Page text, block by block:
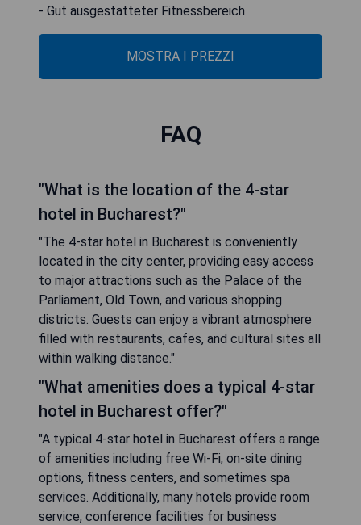
- Gut ausgestatteter Fitnessbereich
MOSTRA I PREZZI
FAQ
"What is the location of the 4-star
hotel in Bucharest?"
"The 4-star hotel in Bucharest is conveniently
located in the city center, providing easy access
to major attractions such as the Palace of the
Parliament, Old Town, and various shopping
districts. Guests can enjoy a vibrant atmosphere
filled with restaurants, cafes, and cultural sites all
within walking distance."
"What amenities does a typical 4-star
hotel in Bucharest offer?"
"A typical 4-star hotel in Bucharest offers a range
of amenities including free Wi-Fi, on-site dining
options, fitness centers, and sometimes spa
services. Additionally, many hotels provide room
service, conference facilities for business